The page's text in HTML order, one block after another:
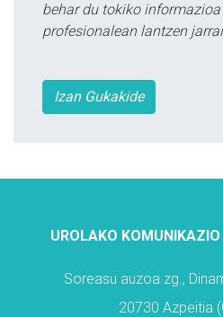
behar du tokiko
profesionalean lantzen
Izan Gukakide
UROLAKO
Soreasu auzoa zg.,
20730 Azpeitia